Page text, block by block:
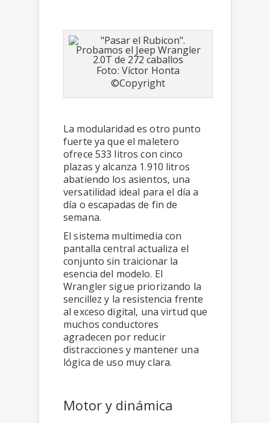
Foto: Víctor Honta
©Copyright
La modularidad es otro punto
fuerte ya que el maletero
ofrece 533 litros con cinco
plazas y alcanza 1.910 litros
abatiendo los asientos, una
versatilidad ideal para el día a
día o escapadas de fin de
semana.
El sistema multimedia con
pantalla central actualiza el
conjunto sin traicionar la
esencia del modelo. El
Wrangler sigue priorizando la
sencillez y la resistencia frente
al exceso digital, una virtud que
muchos conductores
agradecen por reducir
distracciones y mantener una
lógica de uso muy clara.
Motor y dinámica